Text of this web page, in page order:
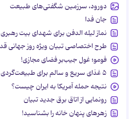
دورود، سرزمین شگفتی‌های طبیعت
جان فدا
نماز لیله الدفن برای شهدای بیت رهبری
طرح اختصاصی تبیان ویژه روز جهانی
فومو؛ غول جیب‌بر فضای مجازی!
۵ غذای سریع و سالم برای طبیعت‌گردی
نتیجه حمله آمریکا به ایران چیست؟
رونمایی از اتاق برق جدید تبیان
زهرهای پنهان خانه را بشناسید!